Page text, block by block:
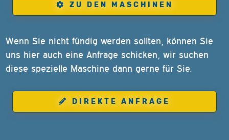
ZU DEN MASCHINEN
Wenn Sie nicht fündig werden sollten, können Sie
uns hier auch eine Anfrage schicken, wir suchen
diese spezielle Maschine dann gerne für Sie.
DIREKTE ANFRAGE